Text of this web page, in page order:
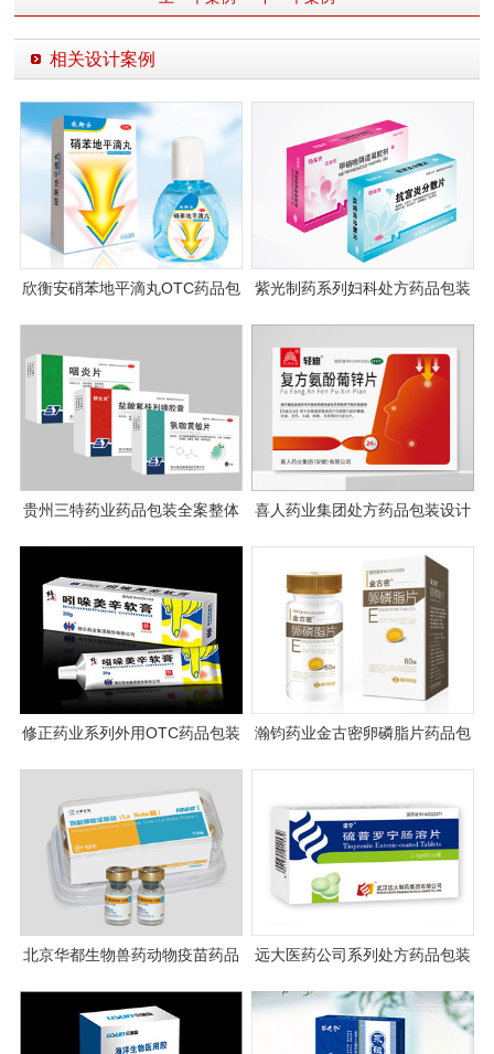
相关设计案例
欣衡安硝苯地平滴丸OTC药品包
紫光制药系列妇科处方药品包装
贵州三特药业药品包装全案整体
喜人药业集团处方药品包装设计
修正药业系列外用OTC药品包装
瀚钧药业金古密卵磷脂片药品包
北京华都生物兽药动物疫苗药品
远大医药公司系列处方药品包装